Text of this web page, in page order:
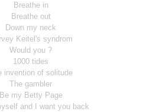
Breathe in
Breathe out
Down my neck
Keitel's syndrom
Would you ?
1000 tides
invention of solitude
The gambler
Be my Betty Page
and I want you back